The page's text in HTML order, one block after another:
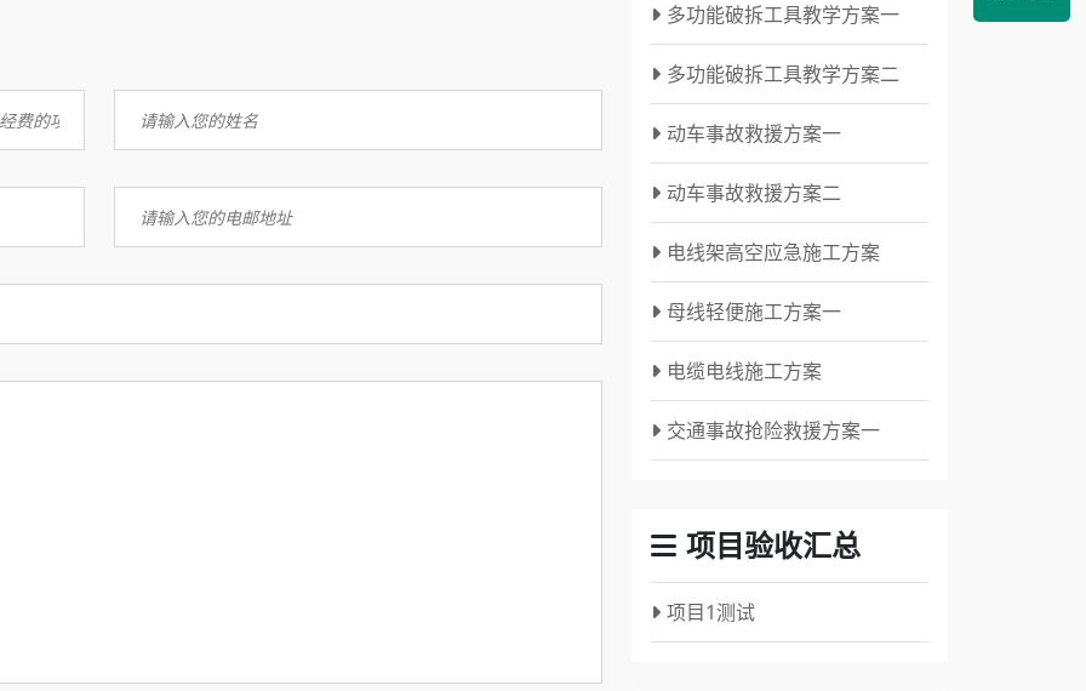
多功能破拆工具教学方案一
多功能破拆工具教学方案二
动车事故救援方案一
动车事故救援方案二
电线架高空应急施工方案
母线轻便施工方案一
电缆电线施工方案
交通事故抢险救援方案一
项目验收汇总
项目1测试